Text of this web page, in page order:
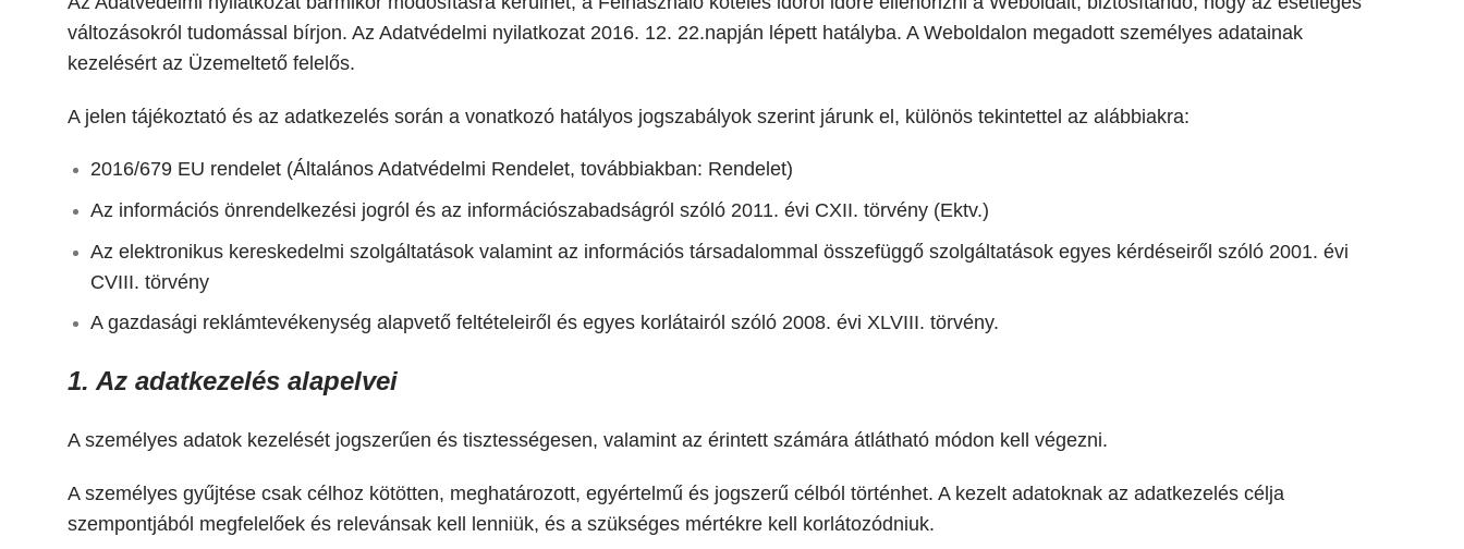
változásokról tudomással bírjon. Az Adatvédelmi nyilatkozat 2016. 12. 22.napján lépett hatályba. A Weboldalon megadott személyes adatainak
kezelésért az Üzemeltető felelős.
A jelen tájékoztató és az adatkezelés során a vonatkozó hatályos jogszabályok szerint járunk el, különös tekintettel az alábbiakra:
2016/679 EU rendelet (Általános Adatvédelmi Rendelet, továbbiakban: Rendelet)
Az információs önrendelkezési jogról és az információszabadságról szóló 2011. évi CXII. törvény (Ektv.)
Az elektronikus kereskedelmi szolgáltatások valamint az információs társadalommal összefüggő szolgáltatások egyes kérdéseiről szóló 2001. évi
CVIII. törvény
A gazdasági reklámtevékenység alapvető feltételeiről és egyes korlátairól szóló 2008. évi XLVIII. törvény.
1. Az adatkezelés alapelvei
A személyes adatok kezelését jogszerűen és tisztességesen, valamint az érintett számára átlátható módon kell végezni.
A személyes gyűjtése csak célhoz kötötten, meghatározott, egyértelmű és jogszerű célból történhet. A kezelt adatoknak az adatkezelés célja
szempontjából megfelelőek és relevánsak kell lenniük, és a szükséges mértékre kell korlátozódniuk.